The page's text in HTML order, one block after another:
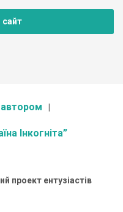
сайт
Інкогніта”
проект ентузіастів